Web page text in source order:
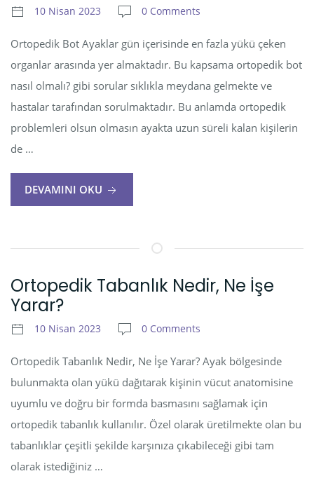
10 Nisan 2023 0 Comments
Ortopedik Bot Ayaklar gün içerisinde en fazla yükü çeken
organlar arasında yer almaktadır. Bu kapsama ortopedik bot
nasıl olmalı? gibi sorular sıklıkla meydana gelmekte ve
hastalar tarafından sorulmaktadır. Bu anlamda ortopedik
problemleri olsun olmasın ayakta uzun süreli kalan kişilerin
de …
DEVAMINI OKU
Ortopedik Tabanlık Nedir, Ne İşe
Yarar?
10 Nisan 2023 0 Comments
Ortopedik Tabanlık Nedir, Ne İşe Yarar? Ayak bölgesinde
bulunmakta olan yükü dağıtarak kişinin vücut anatomisine
uyumlu ve doğru bir formda basmasını sağlamak için
ortopedik tabanlık kullanılır. Özel olarak üretilmekte olan bu
tabanlıklar çeşitli şekilde karşınıza çıkabileceği gibi tam
olarak istediğiniz …